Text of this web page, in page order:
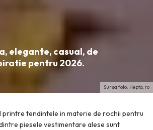
Sursa foto: Hepta.ro
elegante, casual, de
pentru 2026.
printre tendintele in materie de rochii pentru
piesele vestimentare alese sunt